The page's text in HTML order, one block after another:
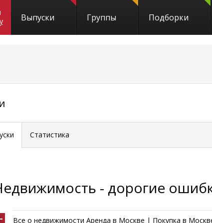
Выпуски Группы Подборки
Статистика
- дорогие
Все о недвижимости Аренда в Москве | Покупка в